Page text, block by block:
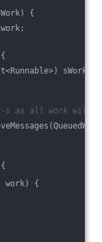
{
s as all work will
work) {